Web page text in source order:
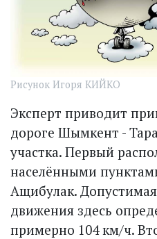
Рисунок Игоря КИЙКО
Эксперт приводит
дороге Шымкент -
участка. Первый
населёнными
Ащибулак.
движения здесь
примерно 104 км/ч.